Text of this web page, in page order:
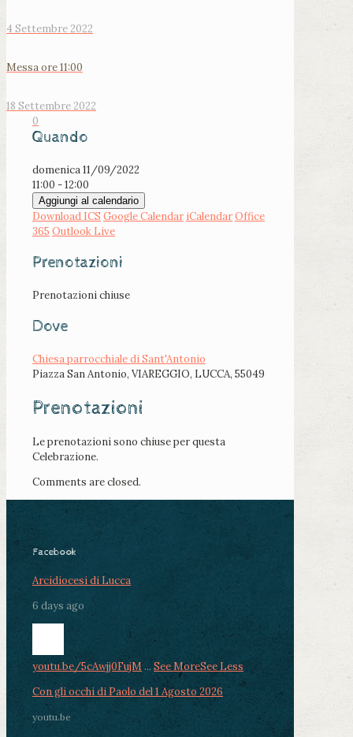
4 Settembre 2022
Messa ore 11:00
18 Settembre 2022
0
Quando
domenica 11/09/2022
11:00 - 12:00
Aggiungi al calendario
Download ICS Google Calendar iCalendarOffice
365 Outlook Live
Prenotazioni
Prenotazioni chiuse
Dove
Chiesa parrocchiale di Sant'Antonio
Piazza San Antonio, VIAREGGIO, LUCCA, 55049
Prenotazioni
Le prenotazioni sono chiuse per questa
Celebrazione.
Comments are closed.
Facebook
Arcidiocesi di Lucca
6 days ago
youtu.be/5cAwjj0FujM ... See MoreSee Less
Con gli occhi di Paolo del 1 Agosto 2026
youtu.be